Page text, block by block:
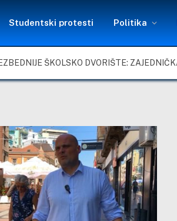
Studentski protesti Politika